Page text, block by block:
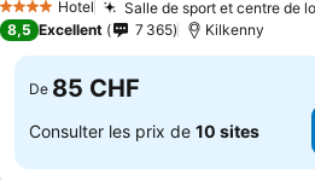
4 Étoiles Hotel Salle de sport et centre de
8,5 Excellent 7 365 Kilkenny
De 85 CHF
Consulter les prix de 10 sites